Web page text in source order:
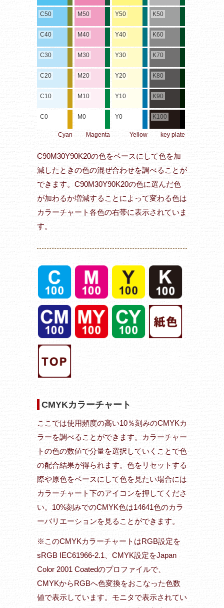
C50
C40
C30
C20
C10
C0
Cyan
M50
M40
M30
M20
M10
M0
Magenta
Y50
Y40
Y30
Y20
Y10
Y0
Yellow
K50
K60
K70
K80
K90
K100
key plate
C90M30Y90K20の色をベースにして色を加
減したときの色の混ぜ合わせを調べることが
できます。C90M30Y90K20の色に選んだ色
が加わるか増減することによって変わる色は
カラーチャート各色の右帯に表示されていま
す。
CMYKカラーチャート
ここでは使用頻度の高い10％刻みのCMYKカ
ラーを調べることができます。カラーチャー
トの色の数値で分量を選択していくことで色
の配合結果が得られます。色をリセットする
際や原色をベースにして色を見たい場合には
カラーチャート下のアイコンを押してくださ
い。10%刻みでのCMYK色は14641色のカラ
ーバリエーションを見ることができます。
※このCMYKカラーチャートはRGB設定を
sRGB IEC61966-2.1、CMYK設定をJapan
Color 2001 Coatedのプロファイルで、
CMYKからRGBへ色変換をおこなった色数
値で表示しています。モニタで表示されてい